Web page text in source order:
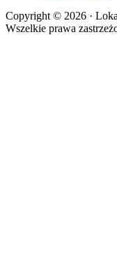
Copyright © 2026 ·
Wszelkie prawa